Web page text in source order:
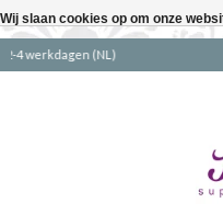
Wij slaan cookies op om onze